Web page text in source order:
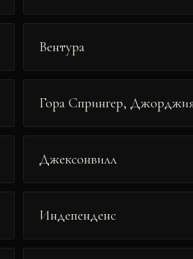
Вентура
Гора Спрингер,
Джексонвилл
Индепенденс